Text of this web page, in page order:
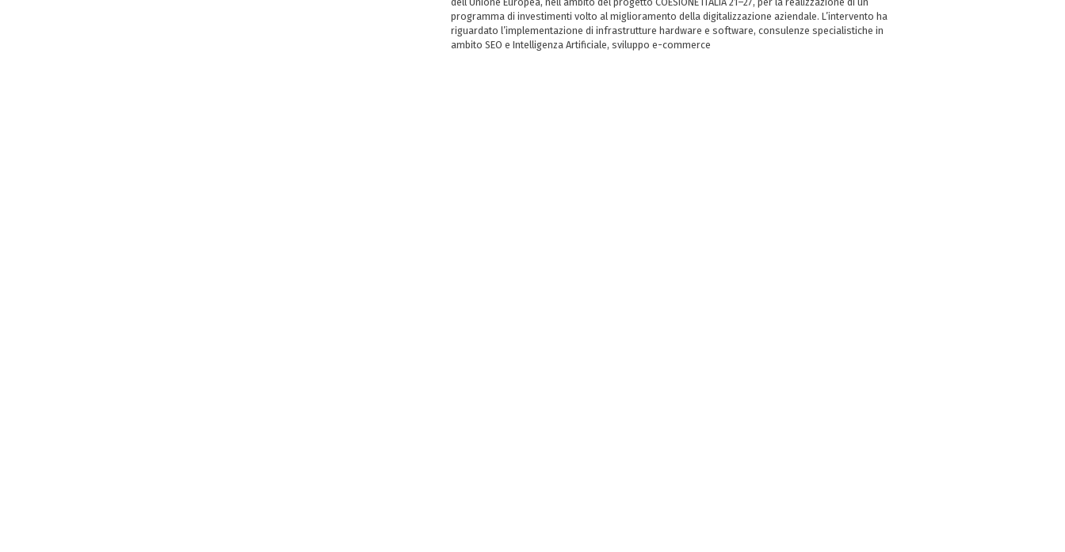
programma di investimenti volto al miglioramento della digitalizzazione aziendale. L’intervento ha
riguardato l’implementazione di infrastrutture hardware e software, consulenze specialistiche in
ambito SEO e Intelligenza Artificiale, sviluppo e-commerce